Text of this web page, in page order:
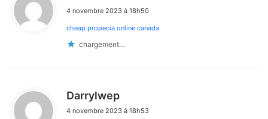
t
4 novembre 2023 à 18h50
cheap propecia online canada
chargement…
Darrylwep
t
4 novembre 2023 à 18h53